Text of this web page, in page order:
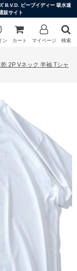
B.V.D. ビーブイディー 吸水速
販サイト
ン カート マイページ 検索
2P Vネック 半袖 Tシャ